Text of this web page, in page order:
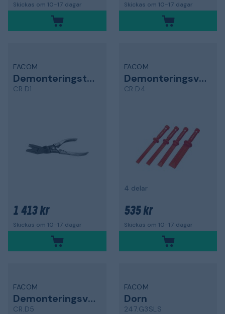
Skickas om 10-17 dagar Skickas om 10-17 dagar
FACOM
Demonteringstång
CR.D1
1 413 kr
Skickas om 10-17 dagar
FACOM
Demonteringsverktyg
CR.D4
4 delar
535 kr
Skickas om 10-17 dagar
FACOM
Demonteringsverktyg
CR.D5
FACOM
Dorn
247.G3SLS